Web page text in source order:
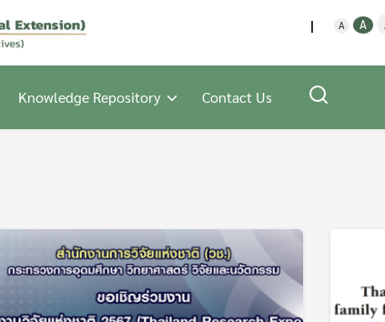
กรมส่งเสริมการเกษตร กระทร
A Decrease
fontA
Knowledge Repository Contact Us